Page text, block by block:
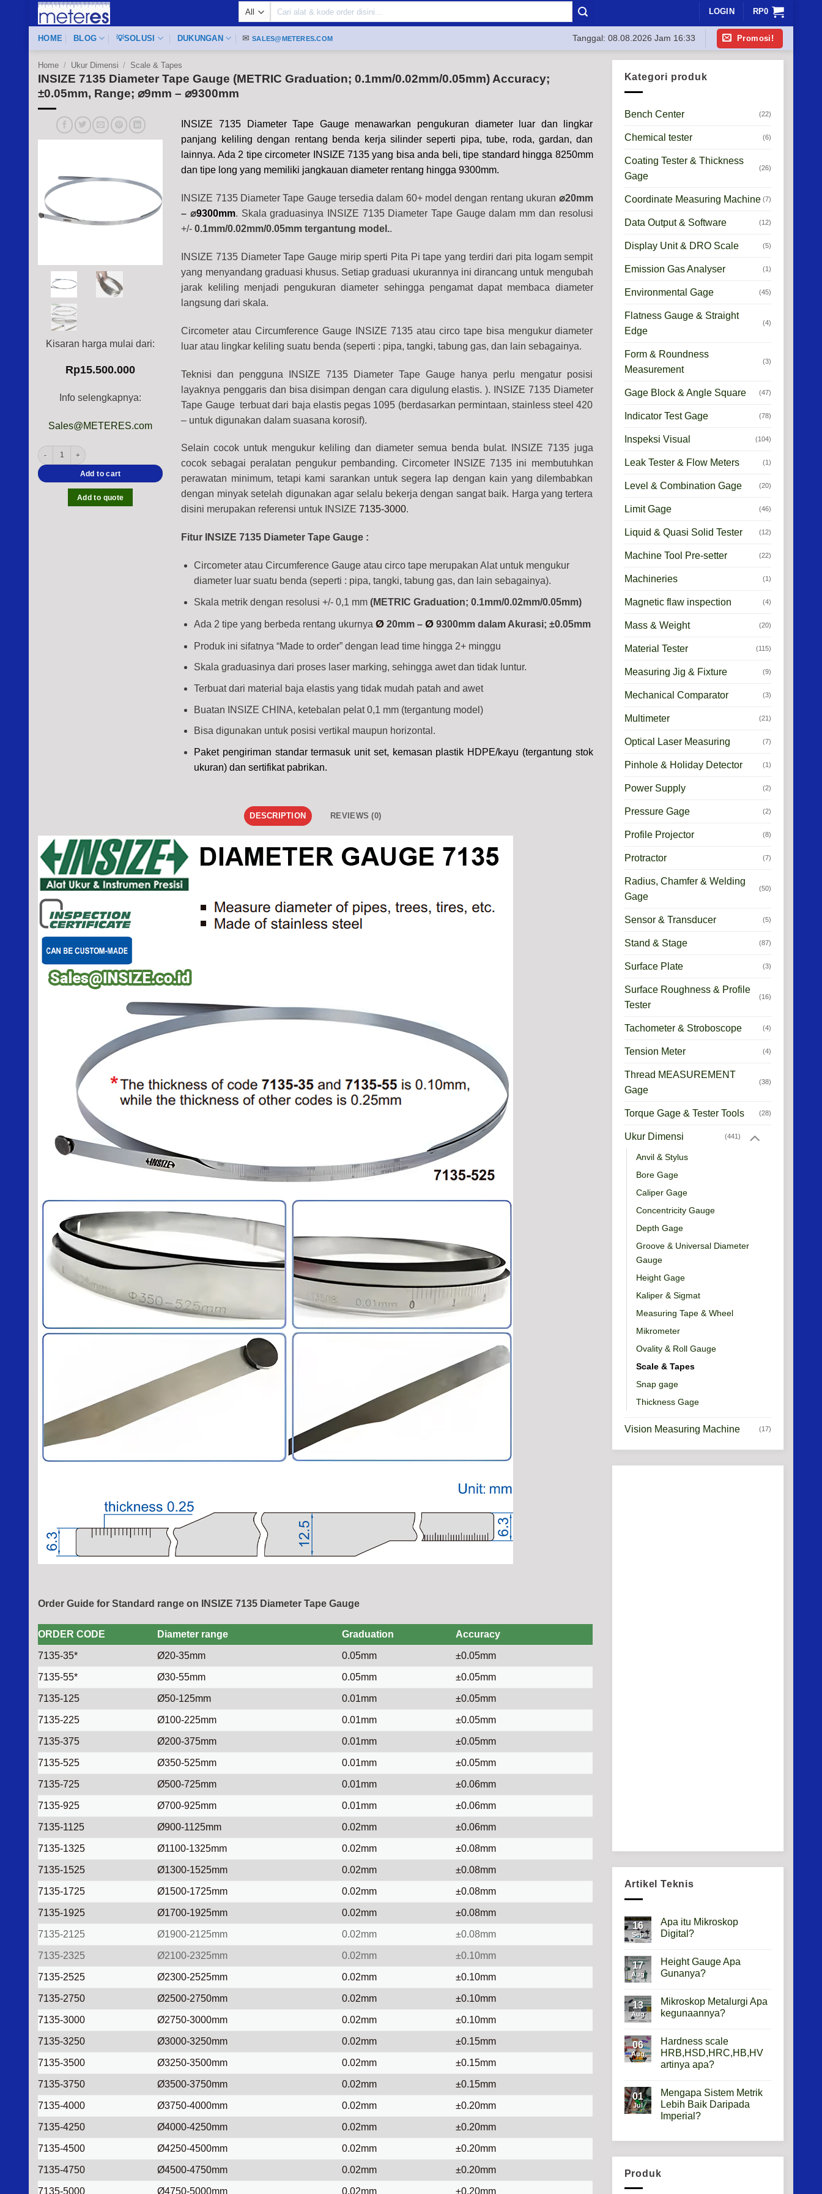
Skip
content
LOGIN RP0
HOME BLOG 💡SOLUSI DUKUNGAN ✉SALES@METERES.COM Tanggal: 08.08.2026 Jam 16:33 Promosi!
Home / Ukur Dimensi / Scale & Tapes
INSIZE 7135 Diameter Tape Gauge (METRIC Graduation; 0.1mm/0.02mm/0.05mm) Accuracy;
±0.05mm, Range; ⌀9mm – ⌀9300mm
Kisaran harga mulai dari:
Rp15.500.000
Info selengkapnya:
Sales@METERES.com
INSIZE 7135 Diameter Tape Gauge (METRIC Graduation; 0.1mm/0.02mm/0.05mm) Accuracy; ±0.05mm, Range; ⌀9mm - ⌀9300mm quantity
Add to cart
Add to quote
INSIZE 7135 Diameter Tape Gauge menawarkan pengukuran diameter luar dan lingkar
panjang keliling dengan rentang benda kerja silinder seperti pipa, tube, roda, gardan, dan
lainnya. Ada 2 tipe circometer INSIZE 7135 yang bisa anda beli, tipe standard hingga 8250mm
dan tipe long yang memiliki jangkauan diameter rentang hingga 9300mm.
INSIZE 7135 Diameter Tape Gauge tersedia dalam 60+ model dengan rentang ukuran ⌀20mm
– ⌀9300mm. Skala graduasinya INSIZE 7135 Diameter Tape Gauge dalam mm dan resolusi
+/-0.1mm/0.02mm/0.05mm tergantung model..
INSIZE 7135 Diameter Tape Gauge mirip sperti Pita Pi tape yang terdiri dari pita logam sempit
yang menyandang graduasi khusus. Setiap graduasi ukurannya ini dirancang untuk mengubah
jarak keliling menjadi pengukuran diameter sehingga pengamat dapat membaca diameter
langsung dari skala.
Circometer atau Circumference Gauge INSIZE 7135 atau circo tape bisa mengukur diameter
luar atau lingkar keliling suatu benda (seperti : pipa, tangki, tabung gas, dan lain sebagainya.
Teknisi dan pengguna INSIZE 7135 Diameter Tape Gauge hanya perlu mengatur posisi
layaknya penggaris dan bisa disimpan dengan cara digulung elastis. ). INSIZE 7135 Diameter
Tape Gauge terbuat dari baja elastis pegas 1095 (berdasarkan permintaan, stainless steel 420
– untuk digunakan dalam suasana korosif).
Selain cocok untuk mengukur keliling dan diameter semua benda bulat. INSIZE 7135 juga
cocok sebagai peralatan pengukur pembanding. Circometer INSIZE 7135 ini membutuhkan
perawatan minimum, tetapi kami sarankan untuk segera lap dengan kain yang dilembabkan
dengan minyak setelah digunakan agar selalu bekerja dengan sangat baik. Harga yang tertera
disini merupakan referensi untuk INSIZE7135-3000.
Fitur INSIZE 7135 Diameter Tape Gauge :
Circometer atau Circumference Gauge atau circo tape merupakan Alat untuk mengukur
diameter luar suatu benda (seperti : pipa, tangki, tabung gas, dan lain sebagainya).
Skala metrik dengan resolusi +/- 0,1 mm(METRIC Graduation; 0.1mm/0.02mm/0.05mm)
Ada 2 tipe yang berbeda rentang ukurnyaØ 20mm –Ø 9300mm dalam Akurasi; ±0.05mm
Produk ini sifatnya “Made to order” dengan lead time hingga 2+ minggu
Skala graduasinya dari proses laser marking, sehingga awet dan tidak luntur.
Terbuat dari material baja elastis yang tidak mudah patah and awet
Buatan INSIZE CHINA, ketebalan pelat 0,1 mm (tergantung model)
Bisa digunakan untuk posisi vertikal maupun horizontal.
Paket pengiriman standar termasuk unit set, kemasan plastik HDPE/kayu (tergantung stok
ukuran) dan sertifikat pabrikan.
DESCRIPTION REVIEWS (0)
Order Guide for Standard range on INSIZE 7135 Diameter Tape Gauge
ORDER CODE Diameter range Graduation Accuracy
7135-35* Ø20-35mm 0.05mm ±0.05mm
7135-55* Ø30-55mm 0.05mm ±0.05mm
7135-125 Ø50-125mm 0.01mm ±0.05mm
7135-225 Ø100-225mm 0.01mm ±0.05mm
7135-375 Ø200-375mm 0.01mm ±0.05mm
7135-525 Ø350-525mm 0.01mm ±0.05mm
7135-725 Ø500-725mm 0.01mm ±0.06mm
7135-925 Ø700-925mm 0.01mm ±0.06mm
7135-1125 Ø900-1125mm 0.02mm ±0.06mm
7135-1325 Ø1100-1325mm 0.02mm ±0.08mm
7135-1525 Ø1300-1525mm 0.02mm ±0.08mm
7135-1725 Ø1500-1725mm 0.02mm ±0.08mm
7135-1925 Ø1700-1925mm 0.02mm ±0.08mm
7135-2125 Ø1900-2125mm 0.02mm ±0.08mm
7135-2325 Ø2100-2325mm 0.02mm ±0.10mm
7135-2525 Ø2300-2525mm 0.02mm ±0.10mm
7135-2750 Ø2500-2750mm 0.02mm ±0.10mm
7135-3000 Ø2750-3000mm 0.02mm ±0.10mm
7135-3250 Ø3000-3250mm 0.02mm ±0.15mm
7135-3500 Ø3250-3500mm 0.02mm ±0.15mm
7135-3750 Ø3500-3750mm 0.02mm ±0.15mm
7135-4000 Ø3750-4000mm 0.02mm ±0.20mm
7135-4250 Ø4000-4250mm 0.02mm ±0.20mm
7135-4500 Ø4250-4500mm 0.02mm ±0.20mm
7135-4750 Ø4500-4750mm 0.02mm ±0.20mm
7135-5000 Ø4750-5000mm 0.02mm ±0.20mm
Kategori produk
Bench Center (22)
Chemical tester (6)
Coating Tester & Thickness
Gage
(26)
Coordinate Measuring Machine (7)
Data Output & Software (12)
Display Unit & DRO Scale (5)
Emission Gas Analyser (1)
Environmental Gage (45)
Flatness Gauge & Straight
Edge
(4)
Form & Roundness
Measurement
(3)
Gage Block & Angle Square (47)
Indicator Test Gage (78)
Inspeksi Visual (104)
Leak Tester & Flow Meters (1)
Level & Combination Gage (20)
Limit Gage (46)
Liquid & Quasi Solid Tester (12)
Machine Tool Pre-setter (22)
Machineries (1)
Magnetic flaw inspection (4)
Mass & Weight (20)
Material Tester (115)
Measuring Jig & Fixture (9)
Mechanical Comparator (3)
Multimeter (21)
Optical Laser Measuring (7)
Pinhole & Holiday Detector (1)
Power Supply (2)
Pressure Gage (2)
Profile Projector (8)
Protractor (7)
Radius, Chamfer & Welding
Gage
(50)
Sensor & Transducer (5)
Stand & Stage (87)
Surface Plate (3)
Surface Roughness & Profile
Tester
(16)
Tachometer & Stroboscope (4)
Tension Meter (4)
Thread MEASUREMENT
Gage
(38)
Torque Gage & Tester Tools (28)
Ukur Dimensi (441)
Anvil & Stylus
Bore Gage
Caliper Gage
Concentricity Gauge
Depth Gage
Groove & Universal Diameter
Gauge
Height Gage
Kaliper & Sigmat
Measuring Tape & Wheel
Mikrometer
Ovality & Roll Gauge
Scale & Tapes
Snap gage
Thickness Gage
Vision Measuring Machine (17)
Artikel Teknis
16
Sep
Apa itu Mikroskop
Digital?
on
Apa
itu
17
Aug
Height Gauge Apa
Gunanya?
on
Height
Gauge
13
Aug
Mikroskop Metalurgi Apa
kegunaannya?
on
Mikroskop
Metalurgi
Apa
06
Aug
Hardness scale
HRB,HSD,HRC,HB,HV
artinya apa?
on
Hardness
scale
HRB,HSD,HRC,HB,HV
01
Jul
Mengapa Sistem Metrik
Lebih Baik Daripada
Imperial?
Lebih
Produk